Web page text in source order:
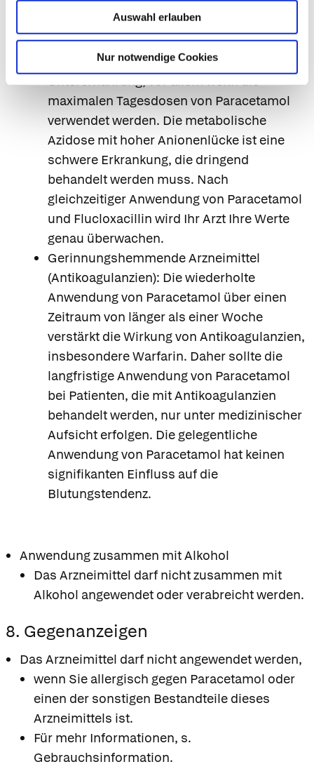
Auswahl erlauben
Nur notwendige Cookies
bei bestimmten Risikopatientengruppen, z.
B. Patienten mit schwerer
Niereninsuffizienz, Blutvergiftung oder
Unterernährung, vor allem wenn die
maximalen Tagesdosen von Paracetamol
verwendet werden. Die metabolische
Azidose mit hoher Anionenlücke ist eine
schwere Erkrankung, die dringend
behandelt werden muss. Nach
gleichzeitiger Anwendung von Paracetamol
und Flucloxacillin wird Ihr Arzt Ihre Werte
genau überwachen.
Gerinnungshemmende Arzneimittel
(Antikoagulanzien): Die wiederholte
Anwendung von Paracetamol über einen
Zeitraum von länger als einer Woche
verstärkt die Wirkung von Antikoagulanzien,
insbesondere Warfarin. Daher sollte die
langfristige Anwendung von Paracetamol
bei Patienten, die mit Antikoagulanzien
behandelt werden, nur unter medizinischer
Aufsicht erfolgen. Die gelegentliche
Anwendung von Paracetamol hat keinen
signifikanten Einfluss auf die
Blutungstendenz.
Anwendung zusammen mit Alkohol
Das Arzneimittel darf nicht zusammen mit
Alkohol angewendet oder verabreicht werden.
8. Gegenanzeigen
Das Arzneimittel darf nicht angewendet werden,
wenn Sie allergisch gegen Paracetamol oder
einen der sonstigen Bestandteile dieses
Arzneimittels ist.
Für mehr Informationen, s.
Gebrauchsinformation.